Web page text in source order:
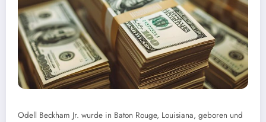
Odell Beckham Jr. wurde in Baton Rouge, Louisiana, geboren und